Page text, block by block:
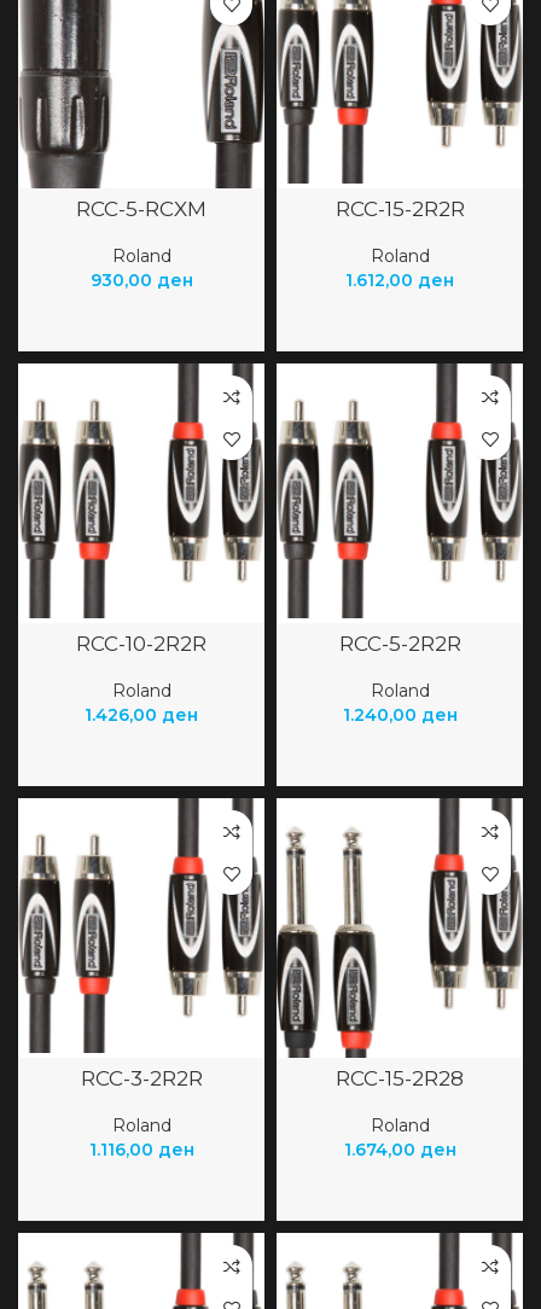
RCC-5-RCXM
Roland
930,00 ден
RCC-15-2R2R
Roland
1.612,00 ден
RCC-10-2R2R
Roland
1.426,00 ден
RCC-5-2R2R
Roland
1.240,00 ден
RCC-3-2R2R
Roland
1.116,00 ден
RCC-15-2R28
Roland
1.674,00 ден